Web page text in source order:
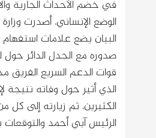
في خضم الأحداث الجارية
الوضع الإنساني، أصدرت
البيان يضع علامات
صدوره مع الجدل الدائر حول
قوات الدعم السريع
الذي أثير حول وفاته نتيجة
الكثيرين، ثم زيارته إلى كل
الرئيس آبي أحمد والتوقعات